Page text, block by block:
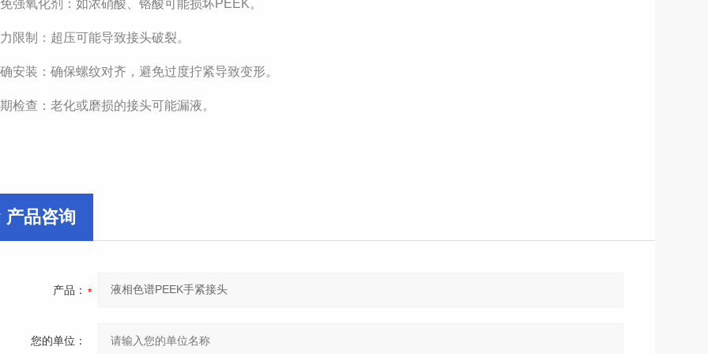
强氧化剂：如浓硝酸、铬酸可能损坏PEEK。
限制：超压可能导致接头破裂。
安装：确保螺纹对齐，避免过度拧紧导致变形。
检查：老化或磨损的接头可能漏液。
产品咨询
产品：
您的单位：